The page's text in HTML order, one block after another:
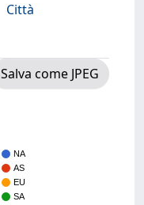
Città
Salva come JPEG
NA
AS
EU
SA